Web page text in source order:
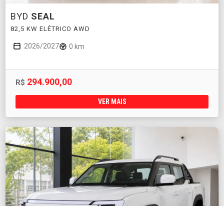
BYD SEAL
82,5 KW ELÉTRICO AWD
2026/2027 0 km
R$ 294.900,00
VER MAIS